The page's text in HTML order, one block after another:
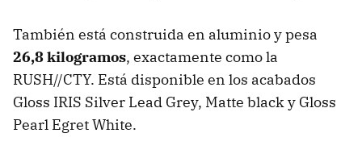
También está construida en aluminio y pesa
26,8 kilogramos, exactamente como la
RUSH//CTY. Está disponible en los acabados
Gloss IRIS Silver Lead Grey, Matte black y Gloss
Pearl Egret White.